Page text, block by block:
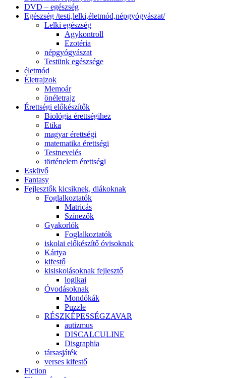
DVD – egészség
Egészség /testi,lelki,életmód,népgyógyászat/
Lelki egészség
Agykontroll
Ezotéria
népgyógyászat
Testünk egészsége
életmód
Életrajzok
Memoár
önéletrajz
Érettségi előkészítők
Biológia érettségihez
Etika
magyar érettségi
matematika érettségi
Testnevelés
történelem érettségi
Esküvő
Fantasy
Fejlesztők kicsiknek, diákoknak
Foglalkoztatók
Matricás
Színezők
Gyakorlók
Foglalkoztatók
iskolai előkészítő óvisoknak
Kártya
kifestő
kisiskolásoknak fejlesztő
logikai
Óvodásoknak
Mondókák
Puzzle
RÉSZKÉPESSÉGZAVAR
autizmus
DISCALCULINE
Disgraphia
társasjáték
verses kifestő
Fiction